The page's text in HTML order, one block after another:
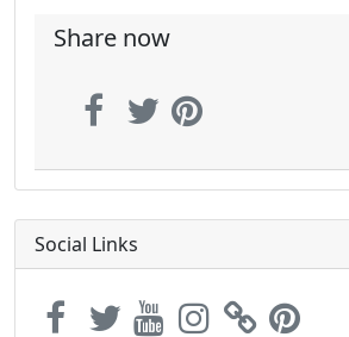
Share now
Social Links